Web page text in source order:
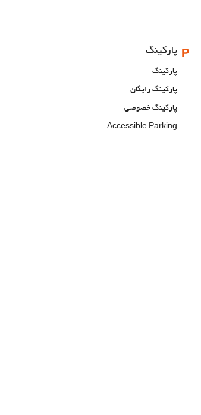
پارکینگ
پارکینگ
پارکینگ رایگان
پارکینگ خصوصی
Accessible Parking